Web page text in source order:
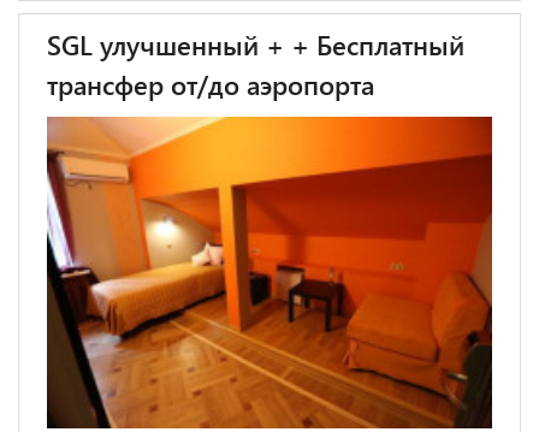
SGL улучшенный + + Бесплатный
трансфер от/до аэропорта